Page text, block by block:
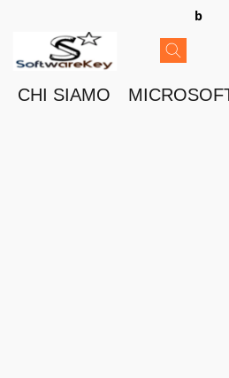
b
CHI SIAMO